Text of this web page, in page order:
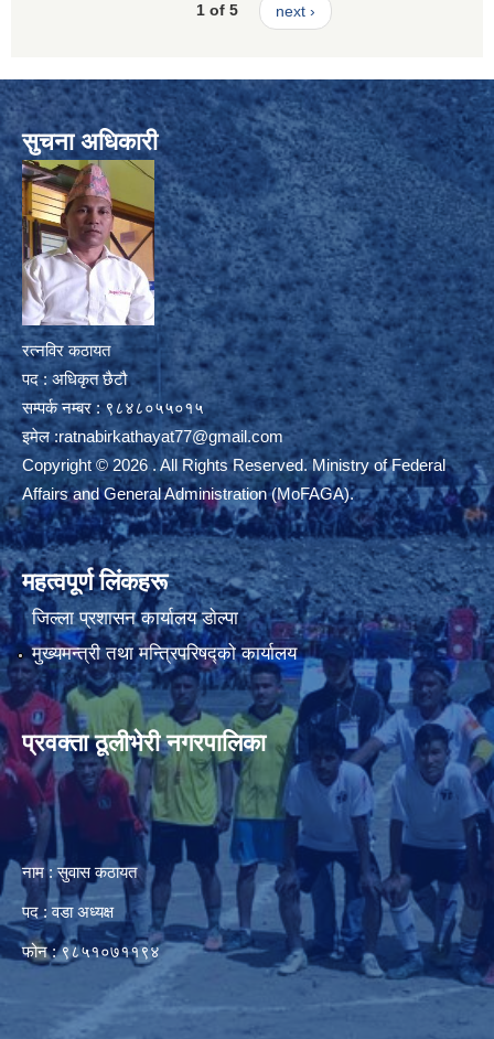
1 of 5 next ›
सुचना अधिकारी
रत्नविर कठायत
पद : अधिकृत छैटौ
सम्पर्क नम्बर : ९८४८०५५०१५
इमेल :ratnabirkathayat77@gmail.com
Copyright © 2026 . All Rights Reserved. Ministry of Federal
Affairs and General Administration (MoFAGA).
महत्वपूर्ण लिंकहरू
जिल्ला प्रशासन कार्यालय डाेल्पा
मुख्यमन्त्री तथा मन्त्रिपरिषद्को कार्यालय
प्रवक्ता ठूलीभेरी नगरपालिका
नाम : सुवास कठायत
पद : वडा अध्यक्ष
फोन : ९८५१०७११९४